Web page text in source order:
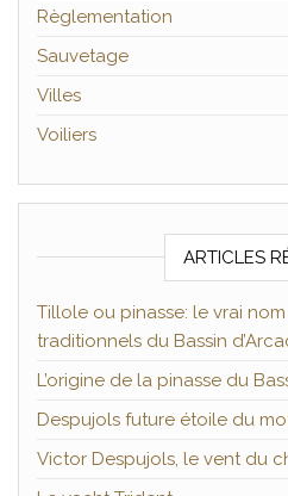
Règlementation
Sauvetage
Villes
Voiliers
ARTICLES
Tillole ou pinasse: le vrai
traditionnels du Bassin
L’origine de la pinasse du
Despujols future étoile du
Victor Despujols, le vent du